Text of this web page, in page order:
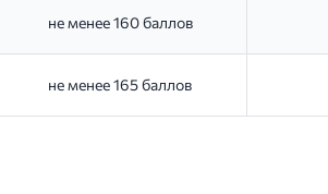
не менее 160 баллов
не менее 165 баллов